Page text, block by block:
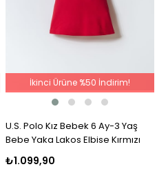
U.S. Polo Kız Bebek 6 Ay-3 Yaş
Bebe Yaka Lakos Elbise Kırmızı
₺1.099,90
İkinci Ürüne %50 İndirim!